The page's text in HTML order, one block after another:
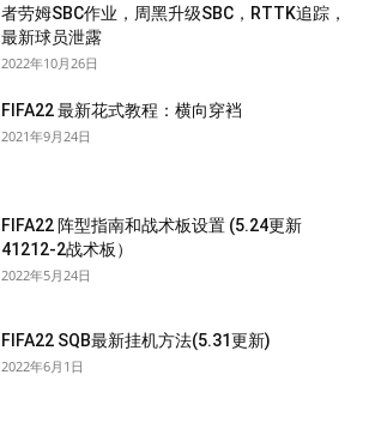
者劳姆SBC作业，周黑升级SBC，RTTK追踪，
最新球员泄露
2022年10月26日
FIFA22 最新花式教程：横向穿裆
2021年9月24日
FIFA22 阵型指南和战术板设置 (5.24更新
41212-2战术板）
2022年5月24日
FIFA22 SQB最新挂机方法(5.31更新)
2022年6月1日